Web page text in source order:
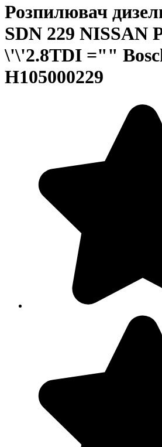
Розпилювач
SDN 229 NISSAN
\'\'2.8TDI =""
H105000229